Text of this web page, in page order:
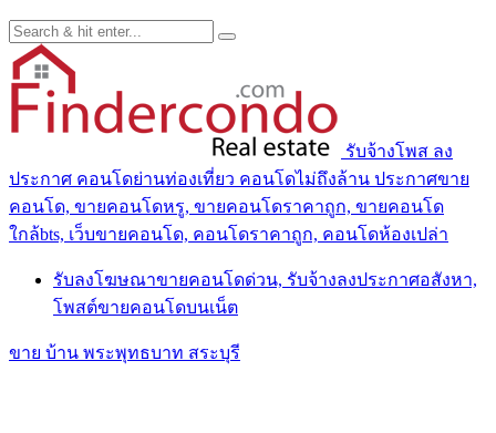
รับจ้างโพส ลง
ประกาศ คอนโดย่านท่องเที่ยว คอนโดไม่ถึงล้าน ประกาศขาย
คอนโด, ขายคอนโดหรู, ขายคอนโดราคาถูก, ขายคอนโด
ใกล้bts, เว็บขายคอนโด, คอนโดราคาถูก, คอนโดห้องเปล่า
รับลงโฆษณาขายคอนโดด่วน, รับจ้างลงประกาศอสังหา,
โพสต์ขายคอนโดบนเน็ต
ขาย บ้าน พระพุทธบาท สระบุรี